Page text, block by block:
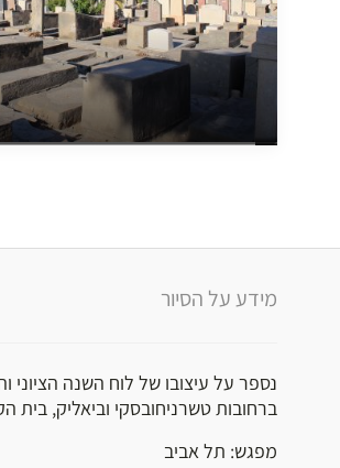
מידע על הסיור
נספר על עיצובו של לוח השנה הציוני
ברחובות טשרניחובסקי וביאליק, בית
מפגש: תל אביב